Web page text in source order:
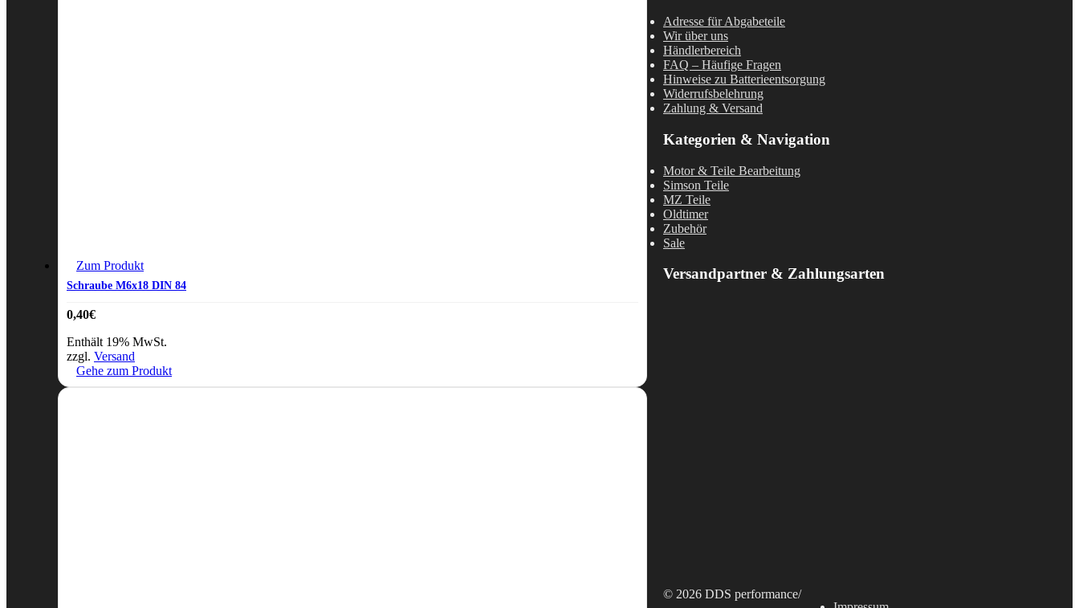
Zum Produkt
Schraube M6x18 DIN 84
0,40€
Enthält 19% MwSt.
zzgl. Versand
Gehe zum Produkt
Adresse für Abgabeteile
Wir über uns
Händlerbereich
FAQ – Häufige Fragen
Hinweise zu Batterieentsorgung
Widerrufsbelehrung
Zahlung & Versand
Kategorien & Navigation
Motor & Teile Bearbeitung
Simson Teile
MZ Teile
Oldtimer
Zubehör
Sale
Versandpartner & Zahlungsarten
© 2026 DDS performance/